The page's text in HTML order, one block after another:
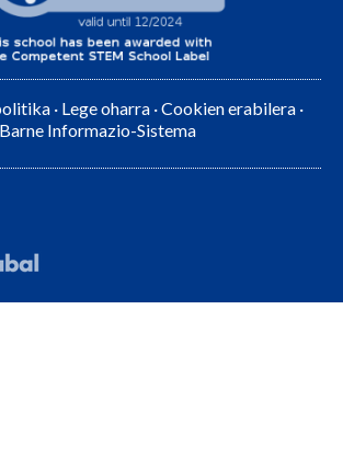
· Lege oharra ·Cookien erabilera ·
Barne Informazio-Sistema